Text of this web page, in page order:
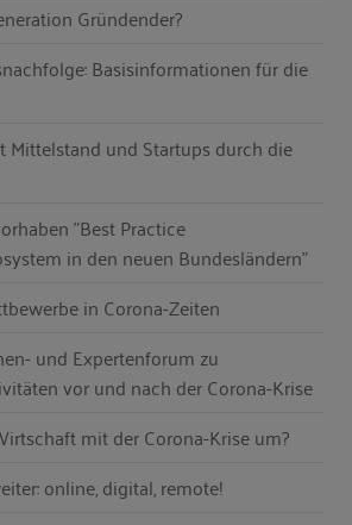
Gründender?
Basisinformationen für die
Mittelstand und Startups durch die
"Best Practice
in den neuen Bundesländern"
in Corona-Zeiten
und Expertenforum zu
vor und nach der Corona-Krise
mit der Corona-Krise um?
online, digital, remote!